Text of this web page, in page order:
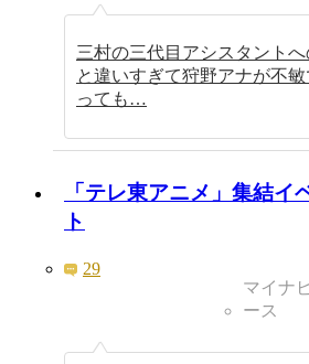
三村の三代目アシスタント
と違いすぎて狩野アナが不
っても…
「テレ東アニメ」集結イ
ト
29
マイナ
ース